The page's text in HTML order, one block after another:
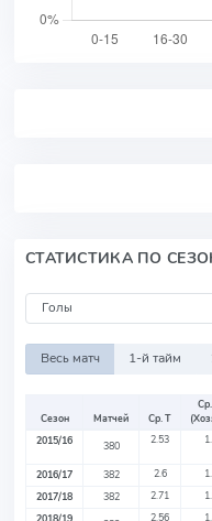
СТАТИСТИКА ПО
Весь матч 1-й тайм
Сезон Матчей Ср. Т
2015/16
380 2.53
2016/17 382 2.6
2017/18
382 2.71
2.56